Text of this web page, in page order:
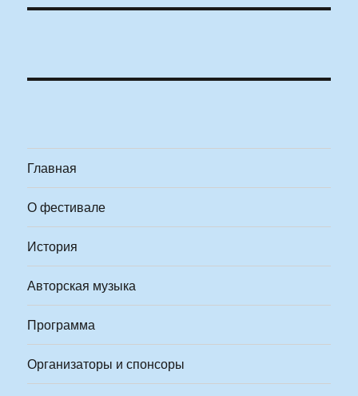
Главная
О фестивале
История
Авторская музыка
Программа
Организаторы и спонсоры